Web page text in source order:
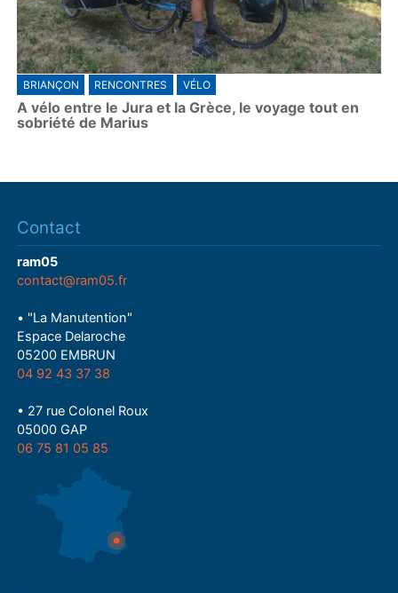
BRIANÇON RENCONTRES VÉLO
A vélo entre le Jura et la Grèce, le voyage tout en
sobriété de Marius
Contact
ram05
contact@ram05.fr
• "La Manutention"
Espace Delaroche
05200 EMBRUN
04 92 43 37 38
• 27 rue Colonel Roux
05000 GAP
06 75 81 05 85